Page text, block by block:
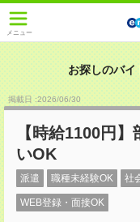
メニュー
お探しのバイ
掲載日 :2026/06/30
【時給1100円
いOK
派遣 職種未経験OK 社
WEB登録・面接OK